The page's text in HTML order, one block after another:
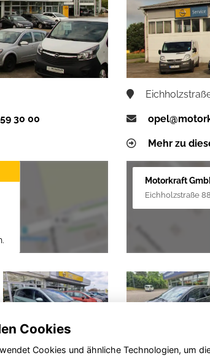
30 00
Mehr zu
Motorkraft
Eichholzstraße
Cookies
Cookies und ähnliche Technologien, um